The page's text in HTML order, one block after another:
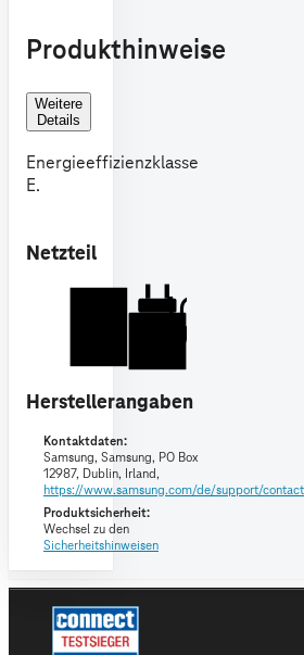
Produkthinweise
Weitere
Details
Energieeffizienzklasse
E.
E
Netzteil
10-15
WUSB PD
Herstellerangaben
Kontaktdaten:
Samsung, Samsung, PO Box
12987, Dublin, Irland,
https://www.samsung.com/de/support/
Produktsicherheit:
Wechsel zu den
Sicherheitshinweisen